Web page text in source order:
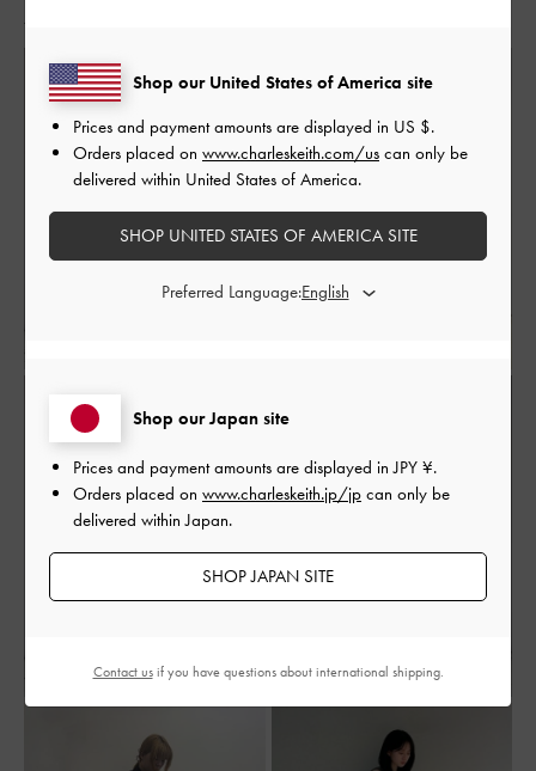
Shop our Japan site
Prices and payment amounts are displayed inJPY ¥.
Orders placed on www.charleskeith.jp/jp can only be
delivered within Japan.
SHOP JAPAN SITE
Shop our United States of America site
Prices and payment amounts are displayed in US $.
Orders placed on www.charleskeith.com/us can only be
delivered within United States of America.
SHOP UNITED STATES OF AMERICA SITE
Preferred Language:
Contact usif you have questions about international shipping.